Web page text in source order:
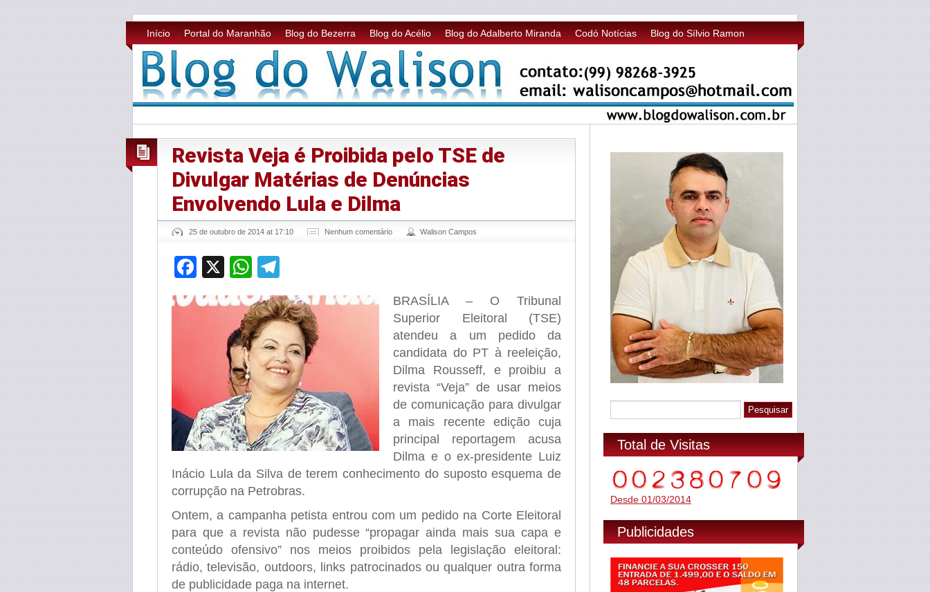
Início Portal do Maranhão Blog do Bezerra Blog do Acélio Blog do Adalberto Miranda Codó Notícias Blog do Sílvio Ramon
Revista Veja é Proibida pelo TSE de
Divulgar Matérias de Denúncias
Envolvendo Lula e Dilma
25 de outubro de 2014 at 17:10 Nenhum comentário Walison Campos
Facebook
X WhatsApp
BRASÍLIA – O Tribunal
Superior Eleitoral (TSE)
atendeu a um pedido da
candidata do PT à reeleição,
Dilma Rousseff, e proibiu a
revista “Veja” de usar meios
de comunicação para divulgar
a mais recente edição cuja
principal reportagem acusa
Dilma e o ex-presidente Luiz
Inácio Lula da Silva de terem conhecimento do suposto esquema de
corrupção na Petrobras.
Ontem, a campanha petista entrou com um pedido na Corte Eleitoral
para que a revista não pudesse “propagar ainda mais sua capa e
conteúdo ofensivo” nos meios proibidos pela legislação eleitoral:
rádio, televisão, outdoors, links patrocinados ou qualquer outra forma
de publicidade paga na internet.
Total de Visitas
Desde 01/03/2014
Publicidades